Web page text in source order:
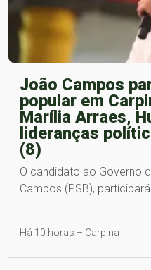
João Campos
popular em
Marília Arraes,
lideranças
(8)
O candidato ao Governo
Campos (PSB),
Há 10 horas – Carpina